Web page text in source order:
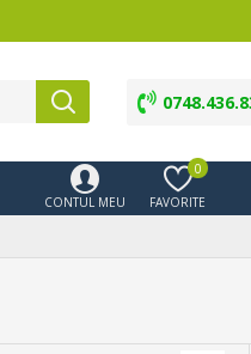
CONTUL MEU FAVORITE
0